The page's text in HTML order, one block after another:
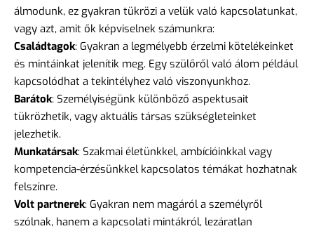
álmodunk, ez gyakran tükrözi a velük való kapcsolatunkat,
vagy azt, amit ők képviselnek számunkra:
Családtagok: Gyakran a legmélyebb érzelmi kötelékeinket
és mintáinkat jelenítik meg. Egy szülőről való álom például
kapcsolódhat a tekintélyhez való viszonyunkhoz.
Barátok: Személyiségünk különböző aspektusait
tükrözhetik, vagy aktuális társas szükségleteinket
jelezhetik.
Munkatársak: Szakmai életünkkel, ambícióinkkal vagy
kompetencia-érzésünkkel kapcsolatos témákat hozhatnak
felszínre.
Volt partnerek: Gyakran nem magáról a személyről
szólnak, hanem a kapcsolati mintákról, lezáratlan